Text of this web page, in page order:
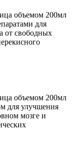
объемом 200мл
для
от свободных
объемом 200мл
для улучшения
мозге и